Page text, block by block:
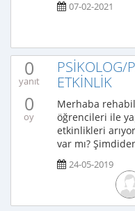
07-02-2021
0
yanıt
0
oy
PSİKOLOG/
ETKİNLİK
Merhaba
öğrencileri ile
etkinlikleri
var mı?
24-05-2019